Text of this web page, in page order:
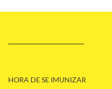
HORA DE SE IMUNIZAR